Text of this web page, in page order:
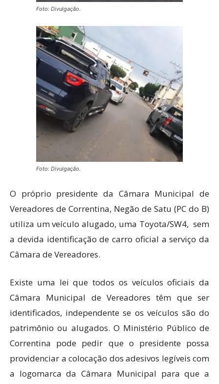
Foto: Divulgação.
Foto: Divulgação.
O próprio presidente da Câmara Municipal de
Vereadores de Correntina, Negão de Satu (PC do B)
utiliza um veículo alugado, uma Toyota/SW4, sem
a devida identificação de carro oficial a serviço da
Câmara de Vereadores.
Existe uma lei que todos os veículos oficiais da
Câmara Municipal de Vereadores têm que ser
identificados, independente se os veículos são do
patrimônio ou alugados. O Ministério Público de
Correntina pode pedir que o presidente possa
providenciar a colocação dos adesivos legíveis com
a logomarca da Câmara Municipal para que a